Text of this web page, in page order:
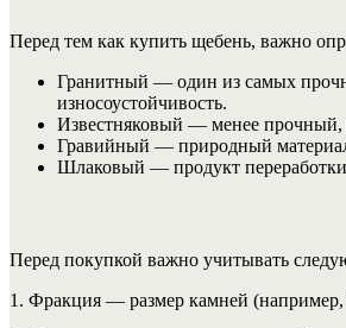
Перед тем как купить щебень, важно
Гранитный — один из самых
износоустойчивость.
Известняковый — менее прочный,
Гравийный — природный
Шлаковый — продукт переработки
Перед покупкой важно учитывать
1. Фракция — размер камней